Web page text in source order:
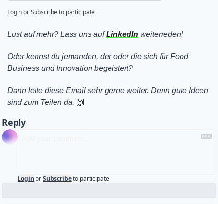
LoginorSubscribeto participate
Lust auf mehr? Lass uns auf LinkedIn weiterreden!
Oder kennst du jemanden, der oder die sich für Food
Business und Innovation begeistert?
Dann leite diese Email sehr gerne weiter. Denn gute Ideen
sind zum Teilen da. 🙌
Reply
Login orSubscribeto participate